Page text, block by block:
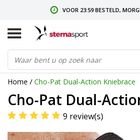
VOOR 23:59 BESTELD,
GRATIS RETOURNEREN &
Home / Cho-Pat Dual-Action Kniebrace
Cho-Pat Dual-
9 review(s)